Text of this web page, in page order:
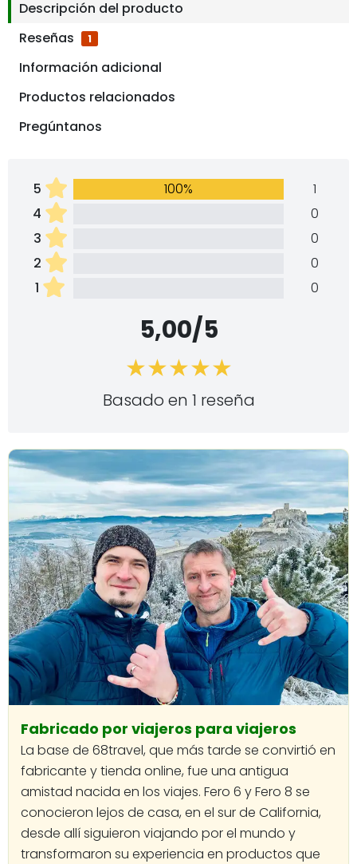
Descripción del producto
Reseñas
1
Información adicional
Productos relacionados
Pregúntanos
5 100%
1
4
0
3
0
2
0
1
0
5,00/5
Basado en 1 reseña
Fabricado por viajeros para viajeros
La base de 68travel, que más tarde se convirtió en
fabricante y tienda online, fue una antigua
amistad nacida en los viajes. Fero 6 y Fero 8 se
conocieron lejos de casa, en el sur de California,
desde allí siguieron viajando por el mundo y
transformaron su experiencia en productos que